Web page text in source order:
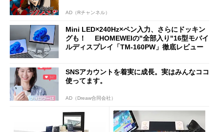
AD（Rチャンネル）
Mini LED×240Hz×ペン入力、さらにドッキン
グも！ EHOMEWEIの"全部入り"16型モバイ
ルディスプレイ「TM-160PW」徹底レビュー
SNSアカウントを着実に成長。実はみんなココ
使ってます。
AD（Dreaw合同会社）